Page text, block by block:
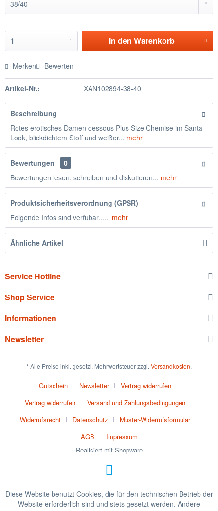
In den Warenkorb
Merken Bewerten
Artikel-Nr.: XAN102894-38-40
Beschreibung
Rotes erotisches Damen dessous Plus Size Chemise im Santa
Look, blickdichtem Stoff und weißer... mehr
Bewertungen
0
Bewertungen lesen, schreiben und diskutieren... mehr
Produktsicherheitsverordnung (GPSR)
Folgende Infos sind verfübar...... mehr
Ähnliche Artikel
Service Hotline
Shop Service
Informationen
Newsletter
* Alle Preise inkl. gesetzl. Mehrwertsteuer zzgl. Versandkosten.
Gutschein Newsletter
Vertrag widerrufen
Vertrag widerrufen
Versand und Zahlungsbedingungen
Widerrufsrecht
Datenschutz
Muster-Widerrufsformular
AGB
Impressum
Realisiert mit Shopware
Diese Website benutzt Cookies, die für den technischen Betrieb der
Website erforderlich sind und stets gesetzt werden. Andere